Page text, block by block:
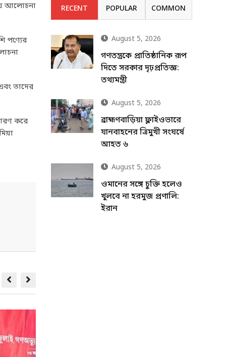
আলোচনা
পণ্যের
তাদের
করে
RECENT POPULAR COMMON
August 5, 2026
গণতন্ত্রকে প্রাতিষ্ঠানিক রূপ
দিতে সরকার দৃঢ়প্রতিজ্ঞ:
তথ্যমন্ত্রী
August 5, 2026
ব্রাহ্মণবাড়িয়া ফ্লাইওভারে
যানবাহনের ত্রিমুখী সংঘর্ষে
আহত ৬
August 5, 2026
ওমানের সঙ্গে চুক্তি হলেও
খুলবে না হরমুজ প্রণালি:
ইরান